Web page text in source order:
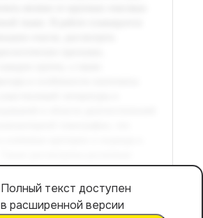
Полный текст доступен
в расширенной версии